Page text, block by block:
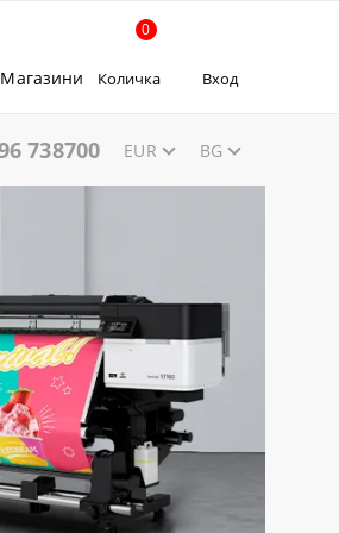
Магазини Количка
0
Вход
738700 EUR BG